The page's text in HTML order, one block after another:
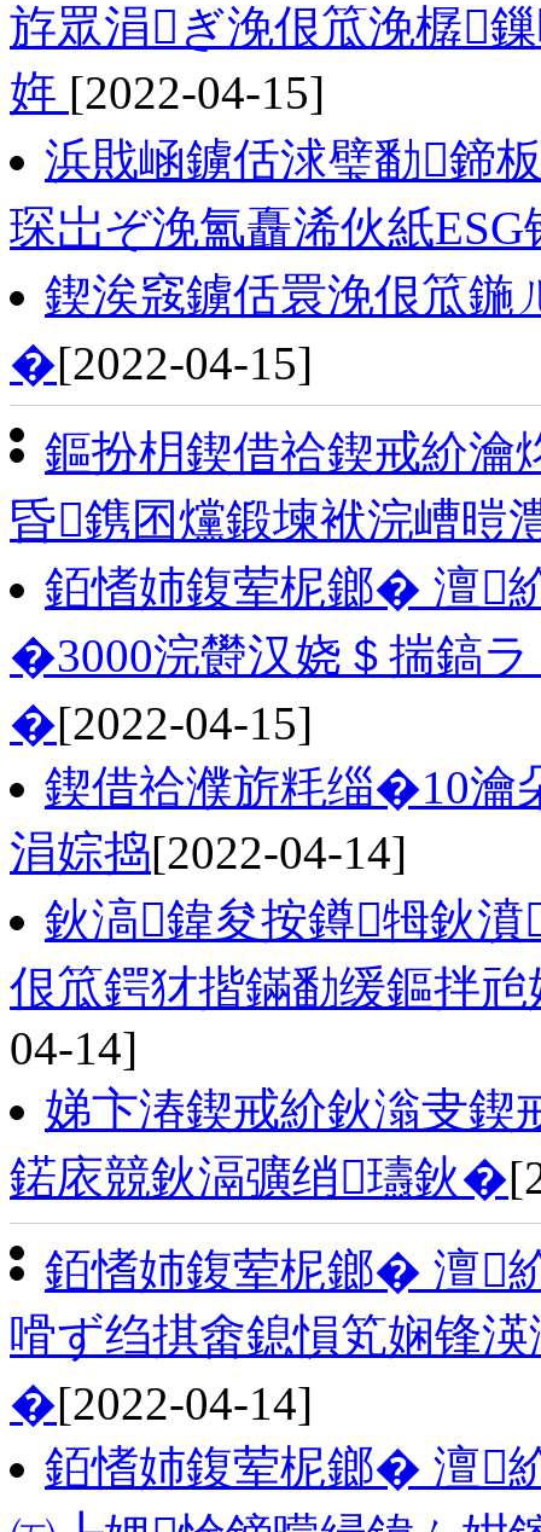
斿眾涓ぎ浼佷笟浼樼
姩 [2022-04-15]
浜戝崡鐪佸浗璧勫鍗
琛岀ぞ浼氳矗浠伙紙
鍥涘窛鐪佸睘浼佷笟鍦
�[2022-04-15]
鏂扮枂鍥借祫鍥戒紒
昏鎸囨爣鍛堜袱浣嶆暟
銆愭姉鍑荤柅鎯� 澶
�3000浣欎汉娆＄揣鎬
�[2022-04-15]
鍥借祫濮旂粍缁�10瀹
涓婃捣[2022-04-14]
鈥滈鍏夋按鐏牳鈥
佷笟鍔犲揩鏋勫缓鏂拌
04-14]
娣卞湷鍥戒紒鈥滃叏
鍩庡競鈥滆彍绡瓙鈥�
銆愭姉鍑荤柅鎯� 澶
嗗ず绉掑畬鎴愪笂娴锋
�[2022-04-14]
銆愭姉鍑荤柅鎯� 澶